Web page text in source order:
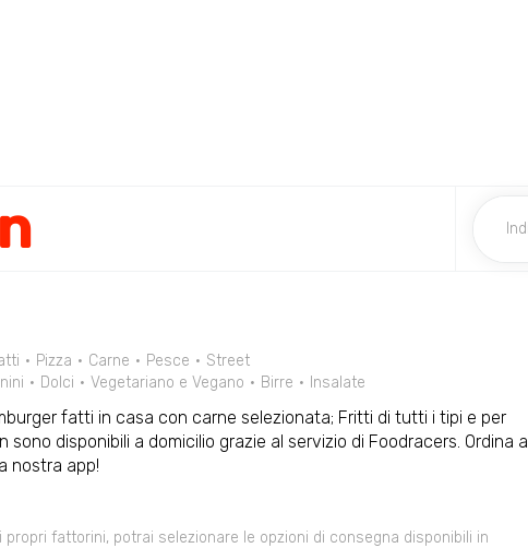
Pizza Carne Pesce
Street
Dolci Vegetariano e Vegano Birre Insalate
fatti in casa con carne selezionata; Fritti di tutti i tipi e per
disponibili a domicilio grazie al servizio di Foodracers. Ordina a
nostra app!
fattorini, potrai selezionare le opzioni di consegna disponibili in